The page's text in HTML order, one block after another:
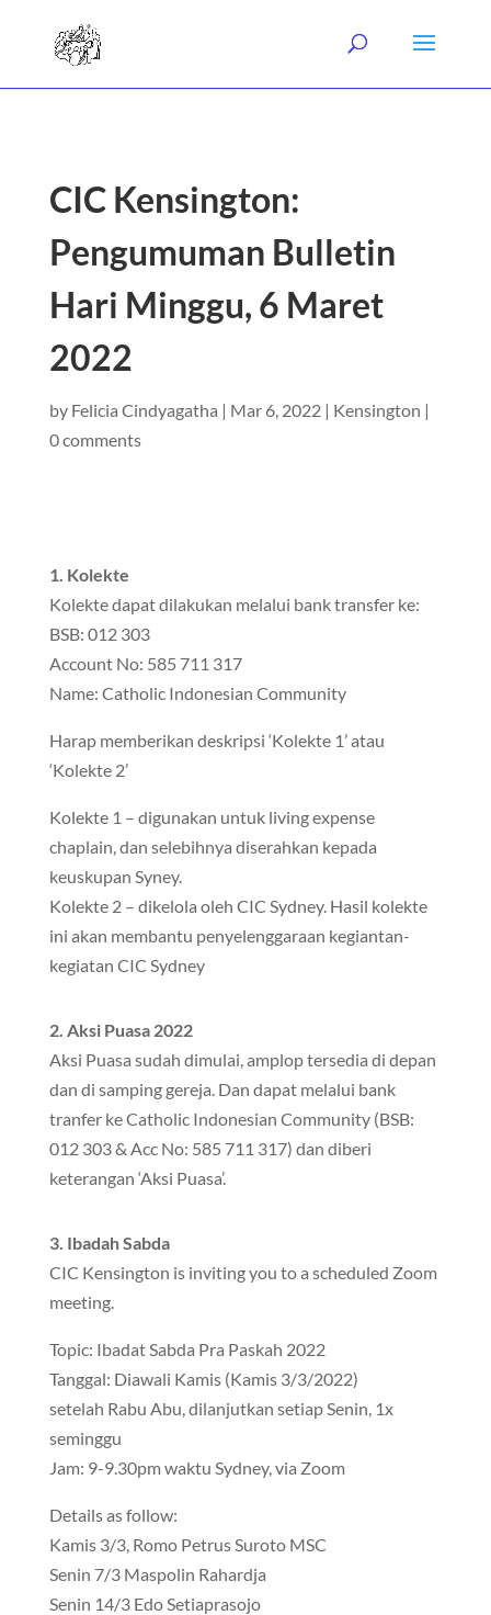
CIC Kensington:
Pengumuman Bulletin
Hari Minggu, 6 Maret
2022
by Felicia Cindyagatha | Mar 6, 2022| Kensington |
0 comments
1. Kolekte
Kolekte dapat dilakukan melalui bank transfer ke:
BSB: 012 303
Account No: 585 711 317
Name: Catholic Indonesian Community
Harap memberikan deskripsi ‘Kolekte 1’ atau
‘Kolekte 2’
Kolekte 1 – digunakan untuk living expense
chaplain, dan selebihnya diserahkan kepada
keuskupan Syney.
Kolekte 2 – dikelola oleh CIC Sydney. Hasil kolekte
ini akan membantu penyelenggaraan kegiantan-
kegiatan CIC Sydney
2. Aksi Puasa 2022
Aksi Puasa sudah dimulai, amplop tersedia di depan
dan di samping gereja. Dan dapat melalui bank
tranfer ke Catholic Indonesian Community (BSB:
012 303 & Acc No: 585 711 317) dan diberi
keterangan ‘Aksi Puasa’.
3. Ibadah Sabda
CIC Kensington is inviting you to a scheduled Zoom
meeting.
Topic: Ibadat Sabda Pra Paskah 2022
Tanggal: Diawali Kamis (Kamis 3/3/2022)
setelah Rabu Abu, dilanjutkan setiap Senin, 1x
seminggu
Jam: 9-9.30pm waktu Sydney, via Zoom
Details as follow:
Kamis 3/3, Romo Petrus Suroto MSC
Senin 7/3 Maspolin Rahardja
Senin 14/3 Edo Setiaprasojo